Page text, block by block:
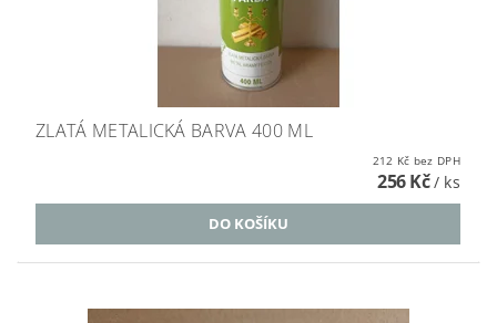
ZLATÁ METALICKÁ BARVA 400 ML
212 Kč bez DPH
256 Kč/ ks